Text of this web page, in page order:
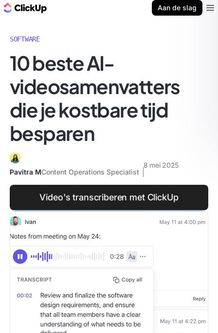
Aan de slag
SOFTWARE
10 beste AI-
videosamenvatters
die je kostbare tijd
besparen
Pavitra MContent Operations Specialist
8 mei 2025
Video's transcriberen met ClickUp